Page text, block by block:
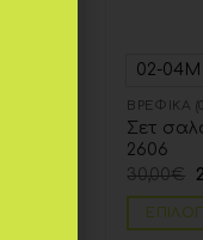
02-04Μ
ΒΡΕΦΙΚΆ
Σετ
2606
30,00€